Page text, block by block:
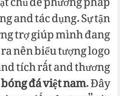
and tác dụng. Sự tận
trợ giúp mình đang
nên biểu tượng logo
tích rất and thương
đá việt nam. Đây